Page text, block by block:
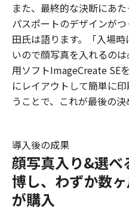
また、最終的な決断にあ
パスポートのデザインが
田氏は語ります。「入場
いので顔写真を入れるの
用ソフトImageCreate SE
にレイアウトして簡単に
うことで、これが最後の決
導入後の成果
顔写真入り&選べ
博し、わずか数
が購入